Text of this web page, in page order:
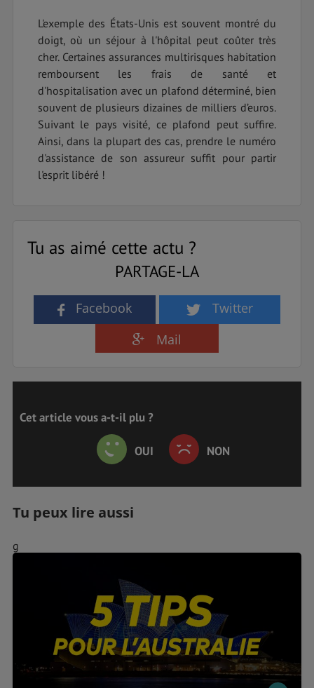
L'exemple des États-Unis est souvent montré du
doigt, où un séjour à l'hôpital peut coûter très
cher. Certaines assurances multirisques habitation
remboursent les frais de santé et
d'hospitalisation avec un plafond déterminé, bien
souvent de plusieurs dizaines de milliers d’euros.
Suivant le pays visité, ce plafond peut suffire.
Ainsi, dans la plupart des cas, prendre le numéro
d'assistance de son assureur suffit pour partir
l'esprit libéré !
Tu as aimé cette actu ?
PARTAGE-LA
Facebook
Twitter
Mail
Cet article vous a-t-il plu ?
OUI NON
Tu peux lire aussi
g